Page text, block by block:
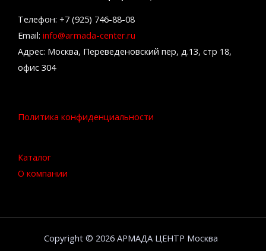
Телефон: +7 (925) 746-88-08
Email: info@armada-center.ru
Адрес: Москва, Переведеновский пер, д.13, стр 18,
офис 304
Политика конфиденциальности
Каталог
О компании
Copyright © 2026 АРМАДА ЦЕНТР Москва